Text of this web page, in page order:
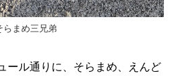
らまめ三兄弟
ール通りに、そらまめ、えんど